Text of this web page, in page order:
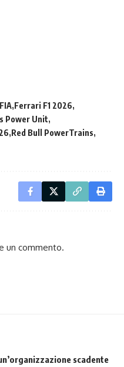
Ferrari F1 2026
Power Unit
Red Bull PowerTrains
un commento.
scadente